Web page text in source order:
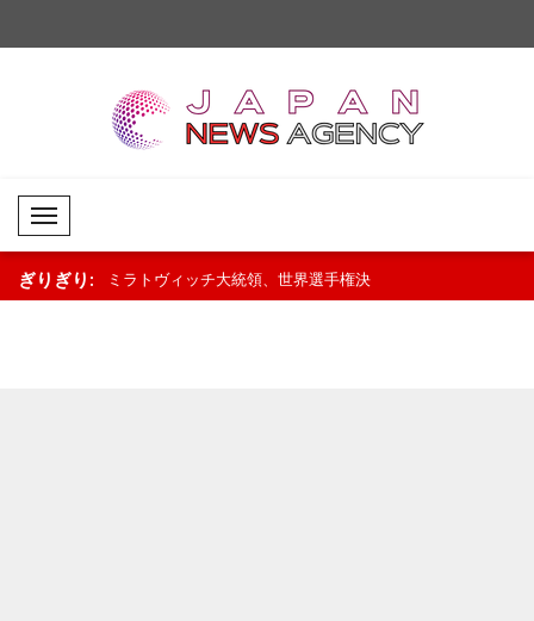
Mobil Menü
ぎりぎり:
対ロシア・ ミラトヴィッチ大統領、世界選手権決